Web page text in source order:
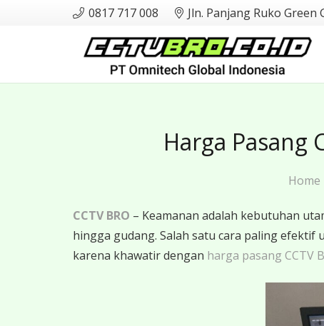
0817 717 008 Jln. Panjang Ruko
Harga Pasang
Home
CCTV BRO – Keamanan adalah kebutuhan
hingga gudang. Salah satu cara paling efektif
karena khawatir dengan harga pasang CCTV